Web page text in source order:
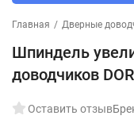
Главная / Дверные
Шпиндель
доводчиков
Оставить отзыв